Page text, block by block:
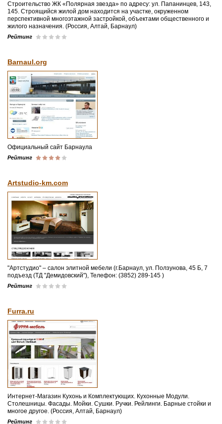
Строительство ЖК «Полярная звезда» по адресу: ул. Папанинцев, 143,
145. Строящийся жилой дом находится на участке, окруженном
перспективной многоэтажной застройкой, объектами общественного и
жилого назначения. (Россия, Алтай, Барнаул)
Рейтинг
Barnaul.org
Официальный сайт Барнаула
Рейтинг
Artstudio-km.com
"Артстудио" – салон элитной мебели (г.Барнаул, ул. Ползунова, 45 Б, 7
подъезд (ТД "Демидовский"), Телефон: (3852) 289-145 )
Рейтинг
Furra.ru
Интернет-Магазин Кухонь и Комплектующих. Кухонные Модули.
Столешницы. Фасады. Мойки. Сушки. Ручки. Рейлинги. Барные стойки и
многое другое. (Россия, Алтай, Барнаул)
Рейтинг